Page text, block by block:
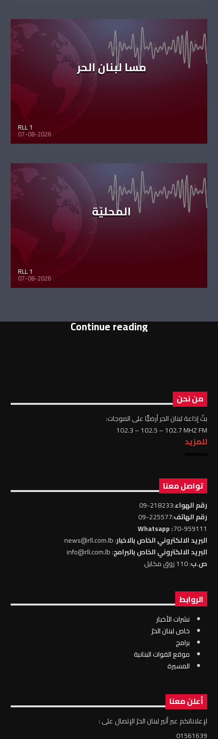
مسا لبنان الحر
RLL 1
07-08-2026
المحليّة
RLL 1
07-08-2026
Continue reading
من نحن
بثّ إذاعة لبنان الحر أرضيًّا على الموجات:
102.3 – 102.5 – 102.7 MHZ FM
للمزيد
تواصل معنا
رقم الهواء:218233-09
رقم الهاتف:225577-09
70-959111
: Whatsapp
البريد الالكتروني الخاص بالاخبار: news@rll.com.lb
البريد الالكتروني الخاص بالبرامج: info@rll.com.lb
ص.ب: 110 زوق مكايل
الروابط
نشرات الأخبار
خاص لبنان الحرّ
برامج
موقع القوات البنانية
المسيرة
أعلن معنا
لإعلاناتكم عبر أثير لبنان الحرّ الإتصال على :
01561639